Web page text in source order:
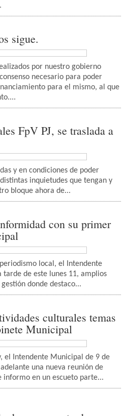
sigue.
por nuestro gobierno
necesario para poder
para el mismo, al que
FpV PJ, se traslada a
y en condiciones de poder
inquietudes que tengan y
bloque ahora de...
con su primer
local, el Intendente
de este lunes 11, amplios
donde destaco...
culturales temas
Municipal
el Intendente Municipal de 9 de
una nueva reunión de
informo en un escueto parte...